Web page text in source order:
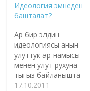
Идеология эмнеден
башталат?
Ар бир элдин
идеологиясы анын
улуттук ар-намысы
менен улут рухуна
тыгыз байланышта
болот, ошого жараша
17.10.2011